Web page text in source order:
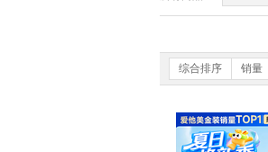
综合排序 销量